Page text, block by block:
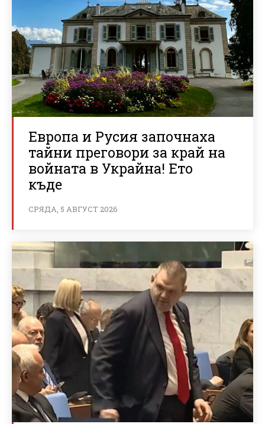
Европа и Русия започнаха
тайни преговори за край на
войната в Украйна! Ето
къде
СРЯДА, 5 АВГУСТ 2026